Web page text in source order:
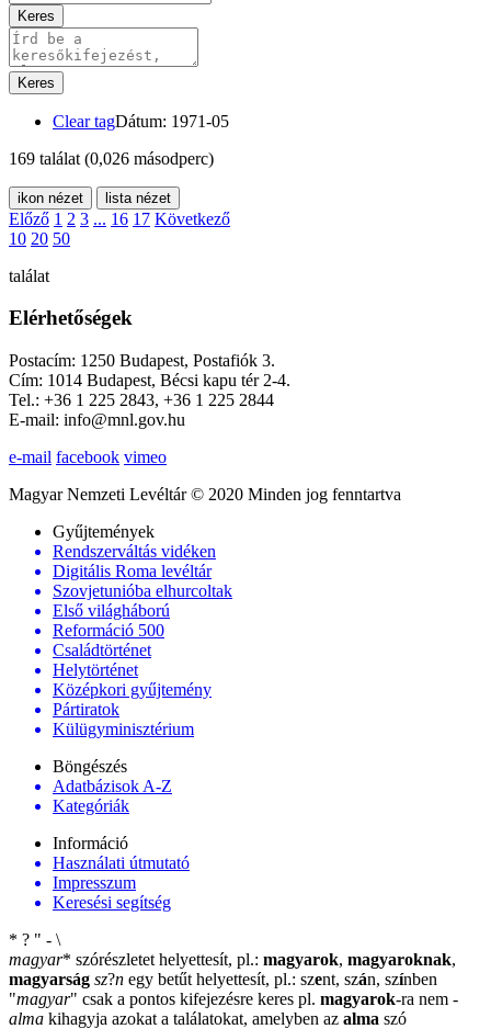
Keres
Keres
Clear tagDátum: 1971-05
169 találat (0,026 másodperc)
ikon nézet lista nézet
Előző 1 2 3 ... 16 17 Következő
10 20 50
találat
Elérhetőségek
Postacím: 1250 Budapest, Postafiók 3.
Cím: 1014 Budapest, Bécsi kapu tér 2-4.
Tel.: +36 1 225 2843, +36 1 225 2844
E-mail: info@mnl.gov.hu
e-mail facebook vimeo
Magyar Nemzeti Levéltár © 2020 Minden jog fenntartva
Gyűjtemények
Rendszerváltás vidéken
Digitális Roma levéltár
Szovjetunióba elhurcoltak
Első világháború
Reformáció 500
Családtörténet
Helytörténet
Középkori gyűjtemény
Pártiratok
Külügyminisztérium
Böngészés
Adatbázisok A-Z
Kategóriák
Információ
Használati útmutató
Impresszum
Keresési segítség
* ? " - \
magyar* szórészletet helyettesít, pl.: magyarok, magyaroknak,
magyarság sz?n egy betűt helyettesít, pl.: szent, szán, színben
"magyar" csak a pontos kifejezésre keres pl. magyarok-ra nem -
alma kihagyja azokat a találatokat, amelyben az alma szó